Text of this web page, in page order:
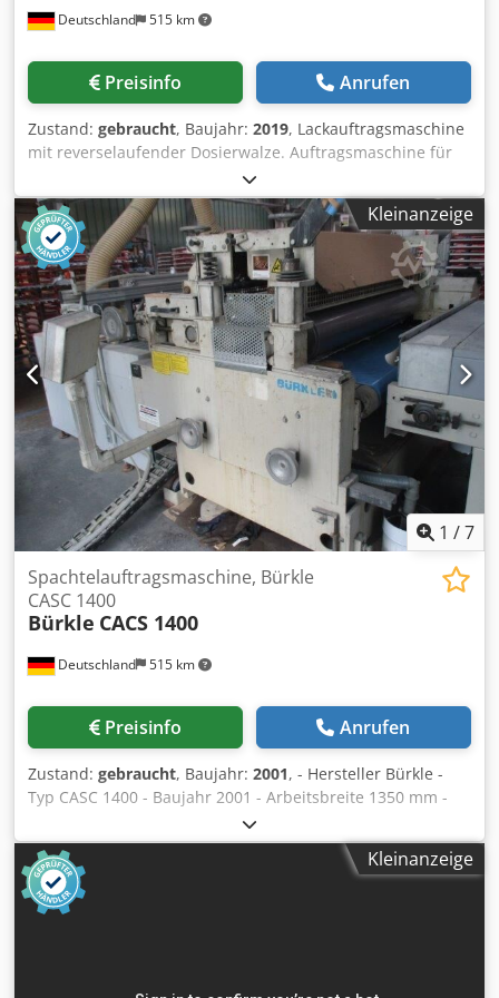
Deutschland 515 km
Preisinfo Anrufen
Zustand: gebraucht, Baujahr: 2019, Lackauftragsmaschine
mit reverselaufender Dosierwalze. Auftragsmaschine für
Grundierungen und Decklacke. Einstellbare
Geschwindigkeiten mittels Frequenumformer für den
Transport, Auftragswalze und Dosierwalze. Steuerpult mit
Touch Screen zur Einstellung aller Maschinenparameter. -
Hersteller Cefa/Sorbini - Typ SMARTCOATER MF-EVO -
Baujahr 2019 - Arbeitsbreite 1.300 mm - Arbeitshöhe 880
mm - 940 mm - Werkstückhöhe 3 - 80 mm - Bedienseite:
rechts - Lackauftragswelle ~ 50 - 60 Shore - Auftragsmenge
~ 4-50g/m² - Walzendurchmesser: 250 mm - Dosierwalze:
173 mm - Dosierwalze zuschaltbarem Reversebetrieb -
Doppelmembranpumpe 1 Stück - Transportsystem mit
Gurtband - Druckluftanschluß: 6 bar - Fahrbar auf
Spurkranzrollen - Vorschubgeschwindigkeit ~ 4 - 20 m/min
Cedpfx Aozf N Tujkrorf - Schaltschrank an der Maschine,
mitfahrend - Volt, Hz 400 / 50 - Spannungsschwankungen
max. +/- 5 % - Standort: am Lager
Kleinanzeige
1 /7
Deutschland 515 km
Spachtelauftragsmaschine, Bürkle
CASC 1400
Bürkle CACS 1400
Preisinfo Anrufen
Zustand: gebraucht, Baujahr: 2001, - Hersteller Bürkle -
Typ CASC 1400 - Baujahr 2001 - Arbeitsbreite 1350 mm -
Arbeitshöhe 900 + - 20 mm - Teilehöhe ~ 5 - 100 mm -
Bedienseite rechts - Spachtelauftragzylinder EPDM, 240
mm - Schnellwechselsystem Auftragswalze - Dosierwalze
198 mm - Glättwalze hartverchromt 240 mm -
Bandtransport - Länge ~ 1.450 mm - Breite ~ 2980 mm
Kleinanzeige